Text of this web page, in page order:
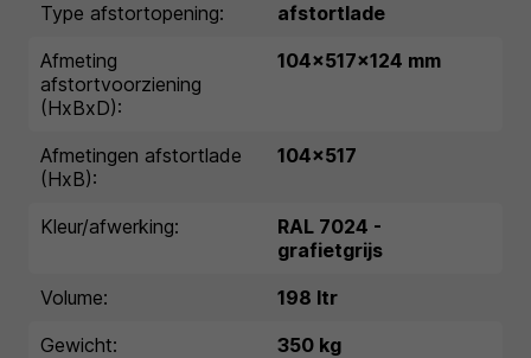
Type afstortopening:
afstortlade
Afmeting
afstortvoorziening
(HxBxD):
104x517x124 mm
Afmetingen afstortlade
(HxB):
104x517
Kleur/afwerking:
RAL 7024 -
grafietgrijs
Volume:
198 ltr
Gewicht:
350 kg